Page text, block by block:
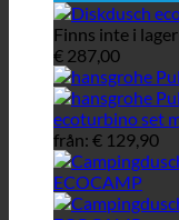
Finns inte i lager
€ 287,00
från: € 129,90